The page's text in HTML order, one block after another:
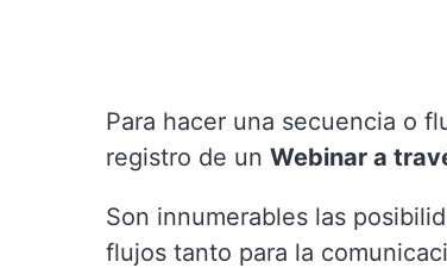
Para hacer una secuencia o
registro de un Webinar a
Son innumerables las
flujos tanto para la